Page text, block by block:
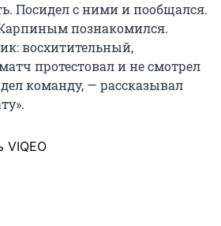
Посидел с ними и пообщался.
познакомился.
восхитительный,
протестовал и не смотрел
команду, — рассказывал
VIQEO